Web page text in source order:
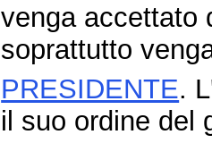
venga accettato
soprattutto
PRESIDENTE.
il suo ordine del